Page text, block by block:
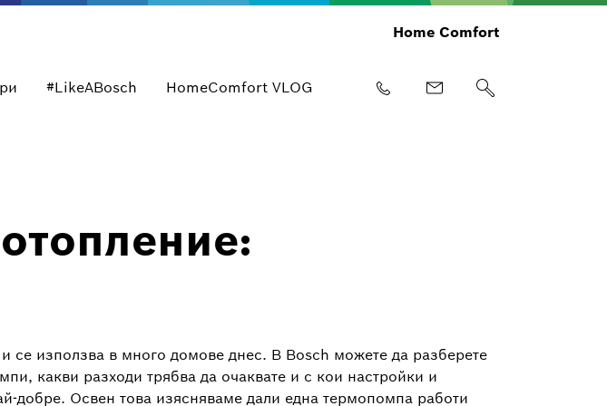
Home Comfort
#LikeABosch HomeComfort VLOG
използва в много домове днес. В Bosch можете да разберете
какви разходи трябва да очаквате и с кои настройки и
добре. Освен това изясняваме дали една термопомпа работи